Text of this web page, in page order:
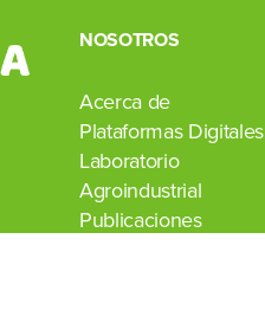
NOSOTROS
Acerca de
Plataformas Digitales
Laboratorio
Agroindustrial
Publicaciones